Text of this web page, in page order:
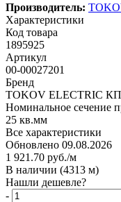
Производитель:
Характеристики
Код товара
1895925
Артикул
00-00027201
Бренд
TOKOV ELECTRIC
Номинальное сечение
25 кв.мм
Все характеристики
Обновлено 09.08.2026
1 921.70 руб./м
В наличии (4313 м)
Нашли дешевле?
-